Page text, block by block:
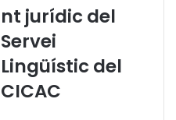
a
I
I
J
nt jurídic del
Servei
Lingüístic del
CICAC